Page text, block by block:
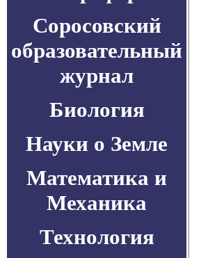
Соросовский
образовательный
журнал
Биология
Науки о Земле
Математика и
Механика
Технология